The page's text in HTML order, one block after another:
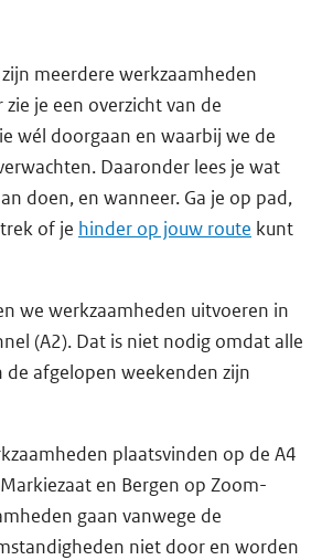
meerdere werkzaamheden
je een overzicht van de
wél doorgaan en waarbij we de
Daaronder lees je wat
doen, en wanneer. Ga je op pad,
of je hinder op jouw route kunt
we werkzaamheden uitvoeren in
(A2). Dat is niet nodig omdat alle
afgelopen weekenden zijn
plaatsvinden op de A4
en Bergen op Zoom-
gaan vanwege de
niet door en worden